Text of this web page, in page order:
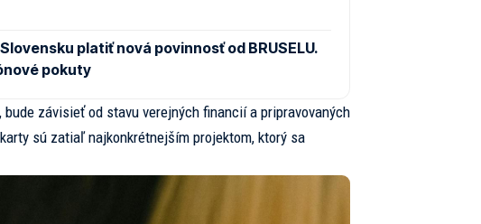
platiť nová povinnosť od BRUSELU.
pokuty
závisieť od stavu verejných financií a pripravovaných
sú zatiaľ najkonkrétnejším projektom, ktorý sa